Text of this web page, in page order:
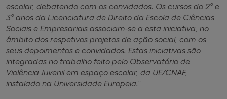
escolar, debatendo com os convidados. Os cursos do 2º e
3º anos da Licenciatura de Direito da Escola de Ciências
Sociais e Empresariais associam-se a esta iniciativa, no
âmbito dos respetivos projetos de ação social, com os
seus depoimentos e convidados. Estas iniciativas são
integradas no trabalho feito pelo Observatório de
Violência Juvenil em espaço escolar, da UE/CNAF,
instalado na Universidade Europeia."